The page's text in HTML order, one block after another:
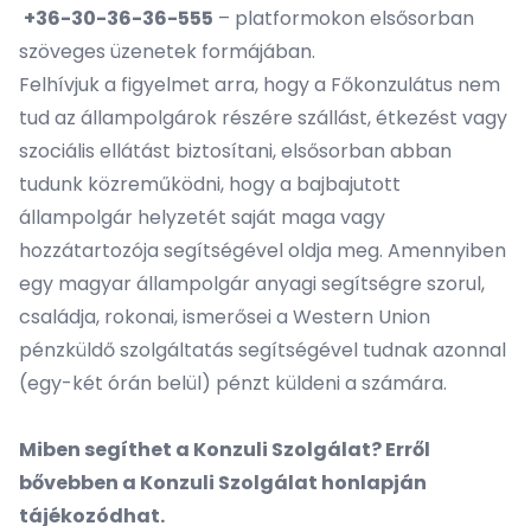
+36-30-36-36-555 – platformokon elsősorban
szöveges üzenetek formájában.
Felhívjuk a figyelmet arra, hogy a Főkonzulátus nem
tud az állampolgárok részére szállást, étkezést vagy
szociális ellátást biztosítani, elsősorban abban
tudunk közreműködni, hogy a bajbajutott
állampolgár helyzetét saját maga vagy
hozzátartozója segítségével oldja meg. Amennyiben
egy magyar állampolgár anyagi segítségre szorul,
családja, rokonai, ismerősei a Western Union
pénzküldő szolgáltatás segítségével tudnak azonnal
(egy-két órán belül) pénzt küldeni a számára.
Miben segíthet a Konzuli Szolgálat? Erről
bővebben a Konzuli Szolgálat honlapján
tájékozódhat.